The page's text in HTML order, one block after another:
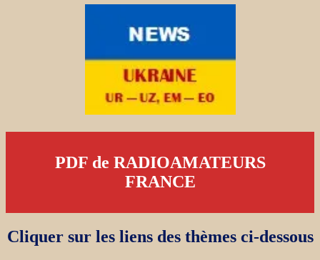
PDF de RADIOAMATEURS
FRANCE
Cliquer sur les liens des thèmes ci-dessous